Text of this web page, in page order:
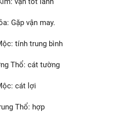
Gặp vận may.
tính trung bình
Thổ: cát tường
cát lợi
Thổ: hợp